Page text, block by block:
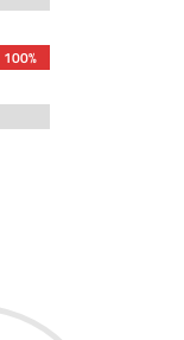
100%
100%